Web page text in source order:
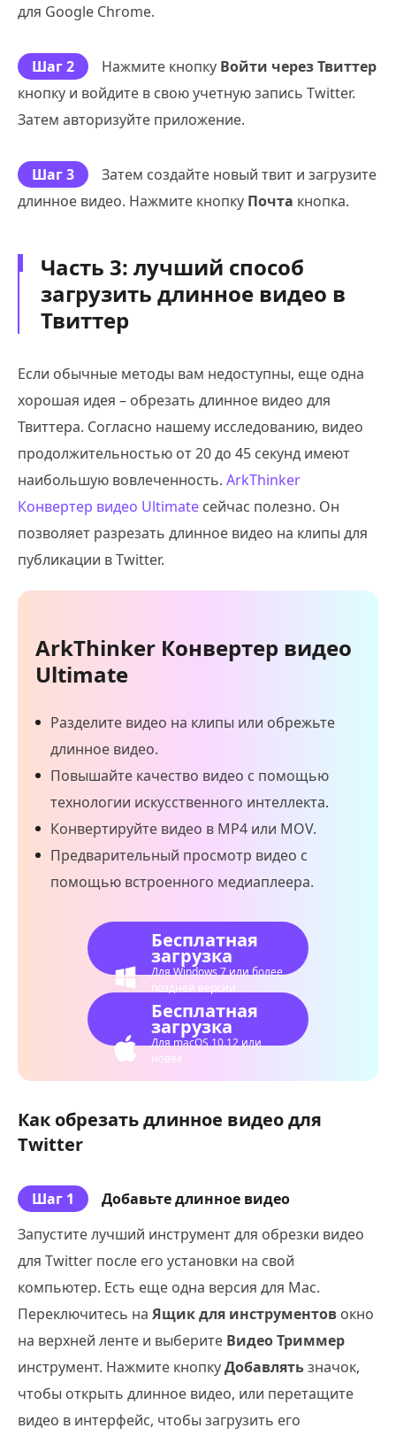
для Google Chrome.
Шаг 2 Нажмите кнопку Войти через Твиттер
кнопку и войдите в свою учетную запись Twitter.
Затем авторизуйте приложение.
Шаг 3
Затем создайте новый твит и загрузите
длинное видео. Нажмите кнопку Почта кнопка.
Часть 3: лучший способ
загрузить длинное видео в
Твиттер
Если обычные методы вам недоступны, еще одна
хорошая идея – обрезать длинное видео для
Твиттера. Согласно нашему исследованию, видео
продолжительностью от 20 до 45 секунд имеют
наибольшую вовлеченность. ArkThinker
Конвертер видео Ultimate сейчас полезно. Он
позволяет разрезать длинное видео на клипы для
публикации в Twitter.
ArkThinker Конвертер видео
Ultimate
Разделите видео на клипы или обрежьте
длинное видео.
Повышайте качество видео с помощью
технологии искусственного интеллекта.
Конвертируйте видео в MP4 или MOV.
Предварительный просмотр видео с
помощью встроенного медиаплеера.
Бесплатная
загрузка
Для Windows 7 или более
поздней версии
Бесплатная
загрузка
Для macOS 10.12 или
новее
Как обрезать длинное видео для
Twitter
Шаг 1
Добавьте длинное видео
Запустите лучший инструмент для обрезки видео
для Twitter после его установки на свой
компьютер. Есть еще одна версия для Mac.
Переключитесь на Ящик для инструментов окно
на верхней ленте и выберите Видео Триммер
инструмент. Нажмите кнопкуДобавлятьзначок,
чтобы открыть длинное видео, или перетащите
видео в интерфейс, чтобы загрузить его